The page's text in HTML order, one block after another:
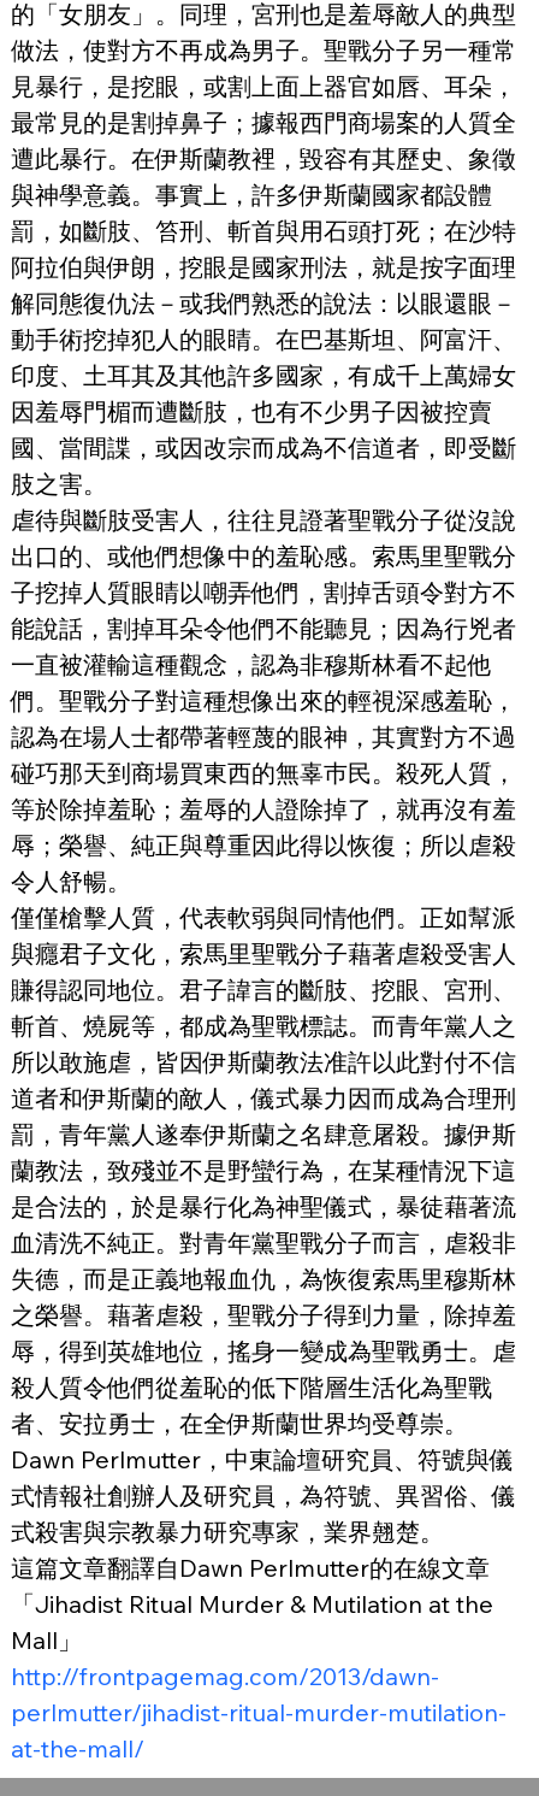
的「女朋友」。同理，宮刑也是羞辱敵人的典型
做法，使對方不再成為男子。聖戰分子另一種常
見暴行，是挖眼，或割上面上器官如唇、耳朵，
最常見的是割掉鼻子；據報西門商場案的人質全
遭此暴行。在伊斯蘭教裡，毀容有其歷史、象徵
與神學意義。事實上，許多伊斯蘭國家都設體
罰，如斷肢、笞刑、斬首與用石頭打死；在沙特
阿拉伯與伊朗，挖眼是國家刑法，就是按字面理
解同態復仇法－或我們熟悉的說法：以眼還眼－
動手術挖掉犯人的眼睛。在巴基斯坦、阿富汗、
印度、土耳其及其他許多國家，有成千上萬婦女
因羞辱門楣而遭斷肢，也有不少男子因被控賣
國、當間諜，或因改宗而成為不信道者，即受斷
肢之害。
虐待與斷肢受害人，往往見證著聖戰分子從沒說
出口的、或他們想像中的羞恥感。索馬里聖戰分
子挖掉人質眼睛以嘲弄他們，割掉舌頭令對方不
能說話，割掉耳朵令他們不能聽見；因為行兇者
一直被灌輸這種觀念，認為非穆斯林看不起他
們。聖戰分子對這種想像出來的輕視深感羞恥，
認為在場人士都帶著輕蔑的眼神，其實對方不過
碰巧那天到商場買東西的無辜巿民。殺死人質，
等於除掉羞恥；羞辱的人證除掉了，就再沒有羞
辱；榮譽、純正與尊重因此得以恢復；所以虐殺
令人舒暢。
僅僅槍擊人質，代表軟弱與同情他們。正如幫派
與癮君子文化，索馬里聖戰分子藉著虐殺受害人
賺得認同地位。君子諱言的斷肢、挖眼、宮刑、
斬首、燒屍等，都成為聖戰標誌。而青年黨人之
所以敢施虐，皆因伊斯蘭教法准許以此對付不信
道者和伊斯蘭的敵人，儀式暴力因而成為合理刑
罰，青年黨人遂奉伊斯蘭之名肆意屠殺。據伊斯
蘭教法，致殘並不是野蠻行為，在某種情況下這
是合法的，於是暴行化為神聖儀式，暴徒藉著流
血清洗不純正。對青年黨聖戰分子而言，虐殺非
失德，而是正義地報血仇，為恢復索馬里穆斯林
之榮譽。藉著虐殺，聖戰分子得到力量，除掉羞
辱，得到英雄地位，搖身一變成為聖戰勇士。虐
殺人質令他們從羞恥的低下階層生活化為聖戰
者、安拉勇士，在全伊斯蘭世界均受尊崇。
Dawn Perlmutter，中東論壇研究員、符號與儀
式情報社創辦人及研究員，為符號、異習俗、儀
式殺害與宗教暴力研究專家，業界翹楚。
這篇文章翻譯自Dawn Perlmutter的在線文章
「Jihadist Ritual Murder & Mutilation at the
Mall」
http://frontpagemag.com/2013/dawn-
perlmutter/jihadist-ritual-murder-mutilation-
at-the-mall/